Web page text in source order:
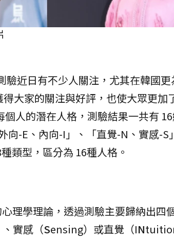
驗近日有不少人關注，尤其在韓國
大家的關注與好評，也使大眾更加
人的潛在人格，測驗結果一共有
向-E、內向-I」、「直覺-N、實感-
類型，區分為 16種人格。
理學理論，透過測驗主要歸納出四
實感（Sensing）或直覺（IN